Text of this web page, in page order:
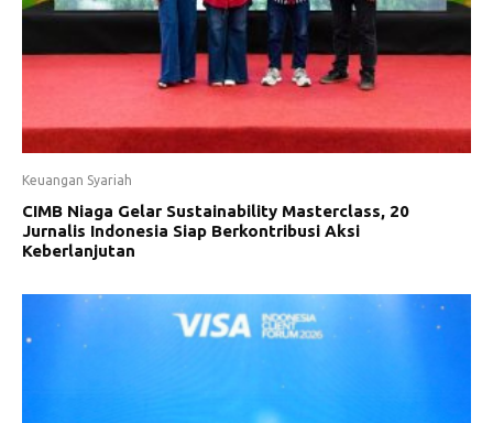
Keuangan Syariah
CIMB Niaga Gelar Sustainability Masterclass, 20
Jurnalis Indonesia Siap Berkontribusi Aksi
Keberlanjutan